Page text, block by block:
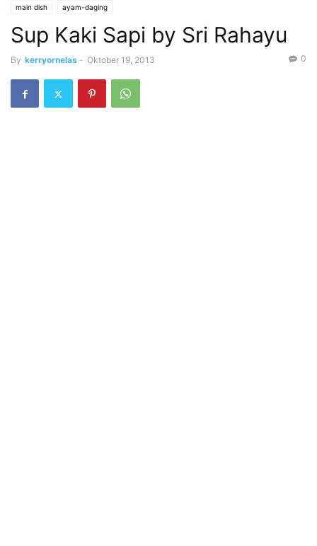
main dish ayam-daging
Sup Kaki Sapi by Sri Rahayu
By kerryornelas - Oktober 19, 2013 0